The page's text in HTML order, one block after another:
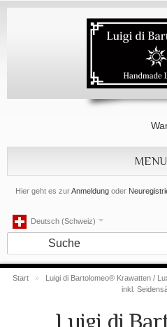
Hier geht es zurAnmeldung oder
MENU
Deutsch (Schweiz)
Start »
Luigi di Bartolomeo® Krawatten /
inkl.
Luigi di